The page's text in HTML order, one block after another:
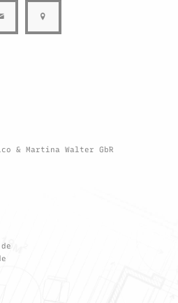
& Martina Walter GbR